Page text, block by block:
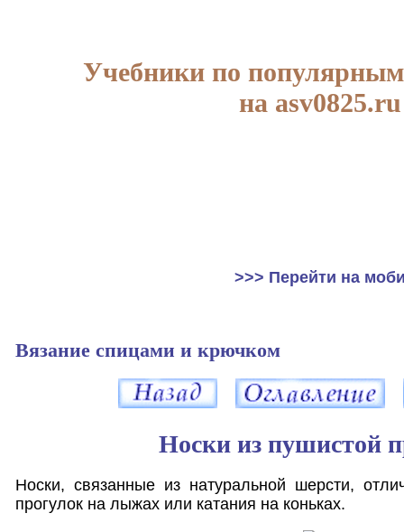
Учебники по
на asv0825.ru
>>> Перейти на
Вязание спицами и крючком
Носки из пушистой
Носки, связанные из натуральной шерсти,
прогулок на лыжах или катания на коньках.